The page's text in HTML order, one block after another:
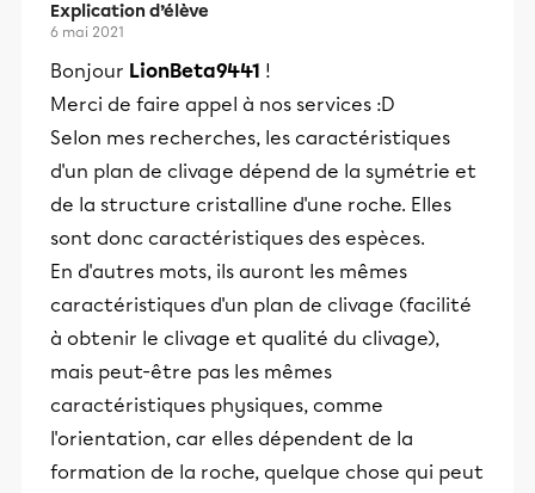
Explication d’élève
6 mai 2021
Bonjour LionBeta9441 !
Merci de faire appel à nos services :D
Selon mes recherches, les caractéristiques
d'un plan de clivage dépend de la symétrie et
de la structure cristalline d'une roche. Elles
sont donc caractéristiques des espèces.
En d'autres mots, ils auront les mêmes
caractéristiques d'un plan de clivage (facilité
à obtenir le clivage et qualité du clivage),
mais peut-être pas les mêmes
caractéristiques physiques, comme
l'orientation, car elles dépendent de la
formation de la roche, quelque chose qui peut